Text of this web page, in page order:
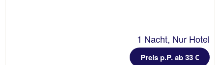
1 Nacht, Nur Hotel
Preis p.P. ab 33 €